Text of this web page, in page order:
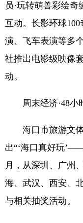
员·玩转萌兽彩绘
互动。长影环球
演、飞车表演等多
社推出电影级映像
动。
周末经济·48小
海口市旅游文体
出“‘海口真好玩
月，从深圳、广州
海、武汉、西安、
与相关抽奖活动。